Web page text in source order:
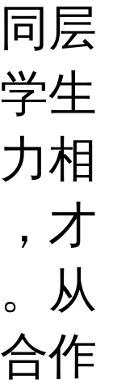
层
生
相
才
从
作